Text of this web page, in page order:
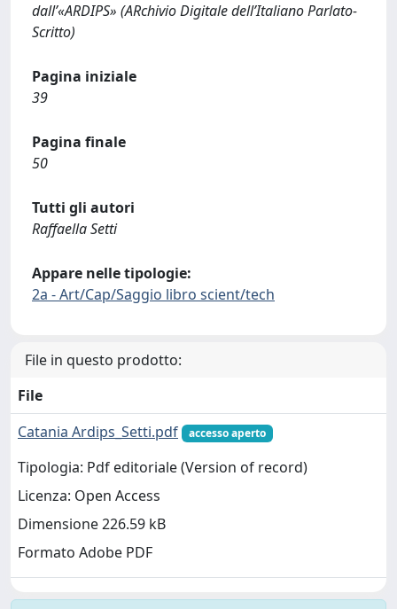
dall’«ARDIPS» (ARchivio Digitale dell’Italiano Parlato-
Scritto)
Pagina iniziale
39
Pagina finale
50
Tutti gli autori
Raffaella Setti
Appare nelle tipologie:
2a - Art/Cap/Saggio libro scient/tech
File in questo prodotto:
File
Catania Ardips_Setti.pdf
accesso aperto
Tipologia: Pdf editoriale (Version of record)
Licenza: Open Access
Dimensione 226.59 kB
Formato Adobe PDF